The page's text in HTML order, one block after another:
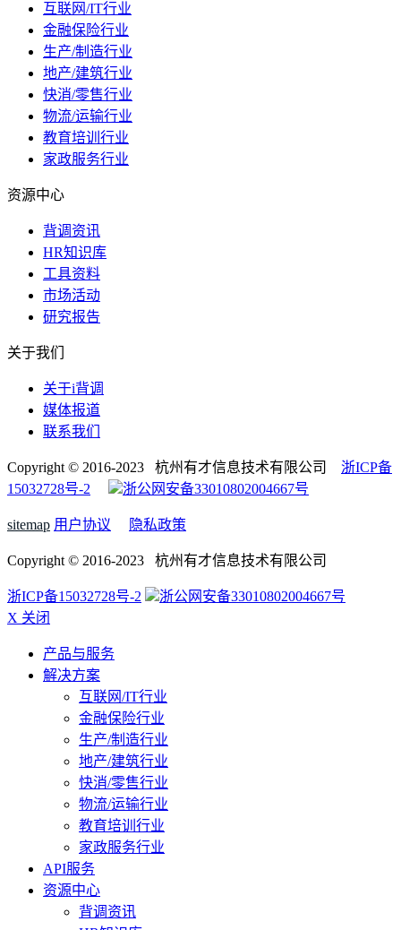
互联网/IT行业
金融保险行业
生产/制造行业
地产/建筑行业
快消/零售行业
物流/运输行业
教育培训行业
家政服务行业
资源中心
背调资讯
HR知识库
工具资料
市场活动
研究报告
关于我们
关于i背调
媒体报道
联系我们
Copyright © 2016-2023 杭州有才信息技术有限公司 浙ICP备
15032728号-2
浙公网安备33010802004667号
sitemap 用户协议 隐私政策
Copyright © 2016-2023 杭州有才信息技术有限公司
浙ICP备15032728号-2
浙公网安备33010802004667号
X 关闭
产品与服务
解决方案
互联网/IT行业
金融保险行业
生产/制造行业
地产/建筑行业
快消/零售行业
物流/运输行业
教育培训行业
家政服务行业
API服务
资源中心
背调资讯